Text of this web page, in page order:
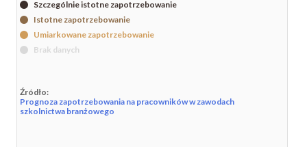
Szczególnie istotne zapotrzebowanie
Istotne zapotrzebowanie
Umiarkowane zapotrzebowanie
Brak danych
Źródło:
Prognoza zapotrzebowania na pracowników w zawodach
szkolnictwa branżowego